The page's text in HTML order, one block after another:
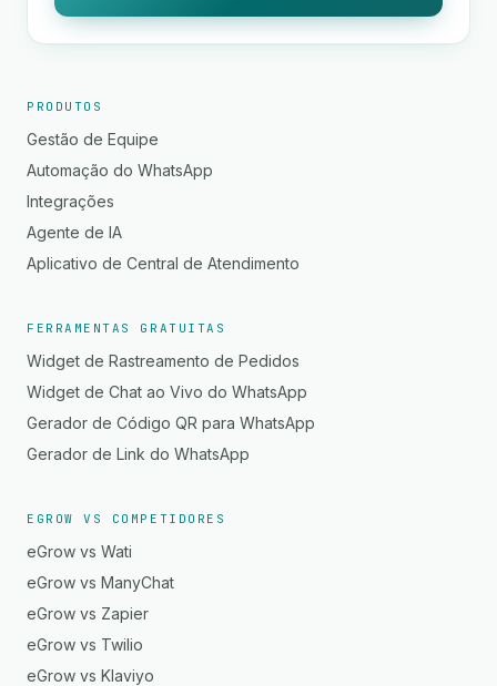
PRODUTOS
Gestão de Equipe
Automação do WhatsApp
Integrações
Agente de IA
Aplicativo de Central de Atendimento
FERRAMENTAS GRATUITAS
Widget de Rastreamento de Pedidos
Widget de Chat ao Vivo do WhatsApp
Gerador de Código QR para WhatsApp
Gerador de Link do WhatsApp
EGROW VS COMPETIDORES
eGrow vs Wati
eGrow vs ManyChat
eGrow vs Zapier
eGrow vs Twilio
eGrow vs Klaviyo